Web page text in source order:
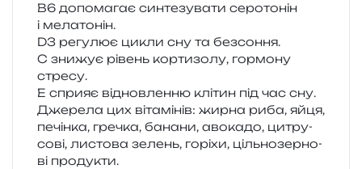
B6 допо­ма­гає син­те­зу­ва­ти серо­то­нін
і мелатонін.
D3 регу­лює цикли сну та безсоння.
C зни­жує рівень кор­ти­зо­лу, гор­мо­ну
стресу.
E спри­яє від­нов­лен­ню клі­тин під час сну.
Джерела цих віта­мі­нів: жирна риба, яйця,
печін­ка, гре­чка, бана­ни, аво­ка­до, цитру­
со­ві, листо­ва зелень, горі­хи, ціль­но­зер­но­
ві продукти.